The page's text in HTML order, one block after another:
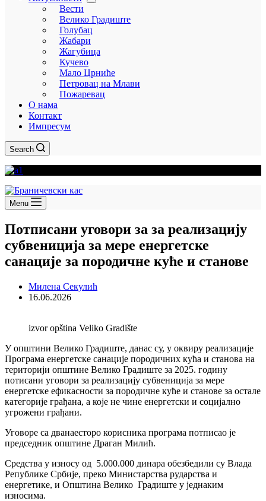
Вести
Велико Градиште
Голубац
Жабари
Жагубица
Кучево
Мало Црниће
Петровац на Млави
Пожаревац
О нама
Контакт
Импресум
Search
Menu
Потписани уговори за за реализацију
субвениција за мере енергетске
санације за породичне куће и станове
Милена Секулић
16.06.2026
izvor opština Veliko Gradište
У општини Велико Градиште, данас су, у оквиру реализације
Програма енергетске санације породичних кућа и станова на
територији општине Велико Градиште за 2025. годину
потисани уговори за реализацију субвениција за мере
енергетске ефикасности за породичне куће и станове за остале
категорије грађана, а које не чине енергетски и социјално
угрожени грађани.
Уговоре са дванаесторо корисника програма потписао је
председник општине Драган Милић.
Средства у износу од 5.000.000 динара обезбедили су Влада
Републике Србије, преко Министарства рударства и
енергетике, и Општина Велико Градиште у једнаким
износима.